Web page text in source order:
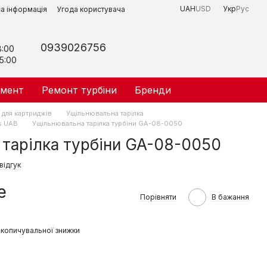
інформація Угода користувача UAHUSD УкрРус
0939026756
Ремонт турбіни Бренди
картриджів
Ущільнювальна тарілка
UAB
Ущільнювальна тарілка турбіни GA-08-0050
турбіни GA-08-0050
Порівняти В бажання
знижки